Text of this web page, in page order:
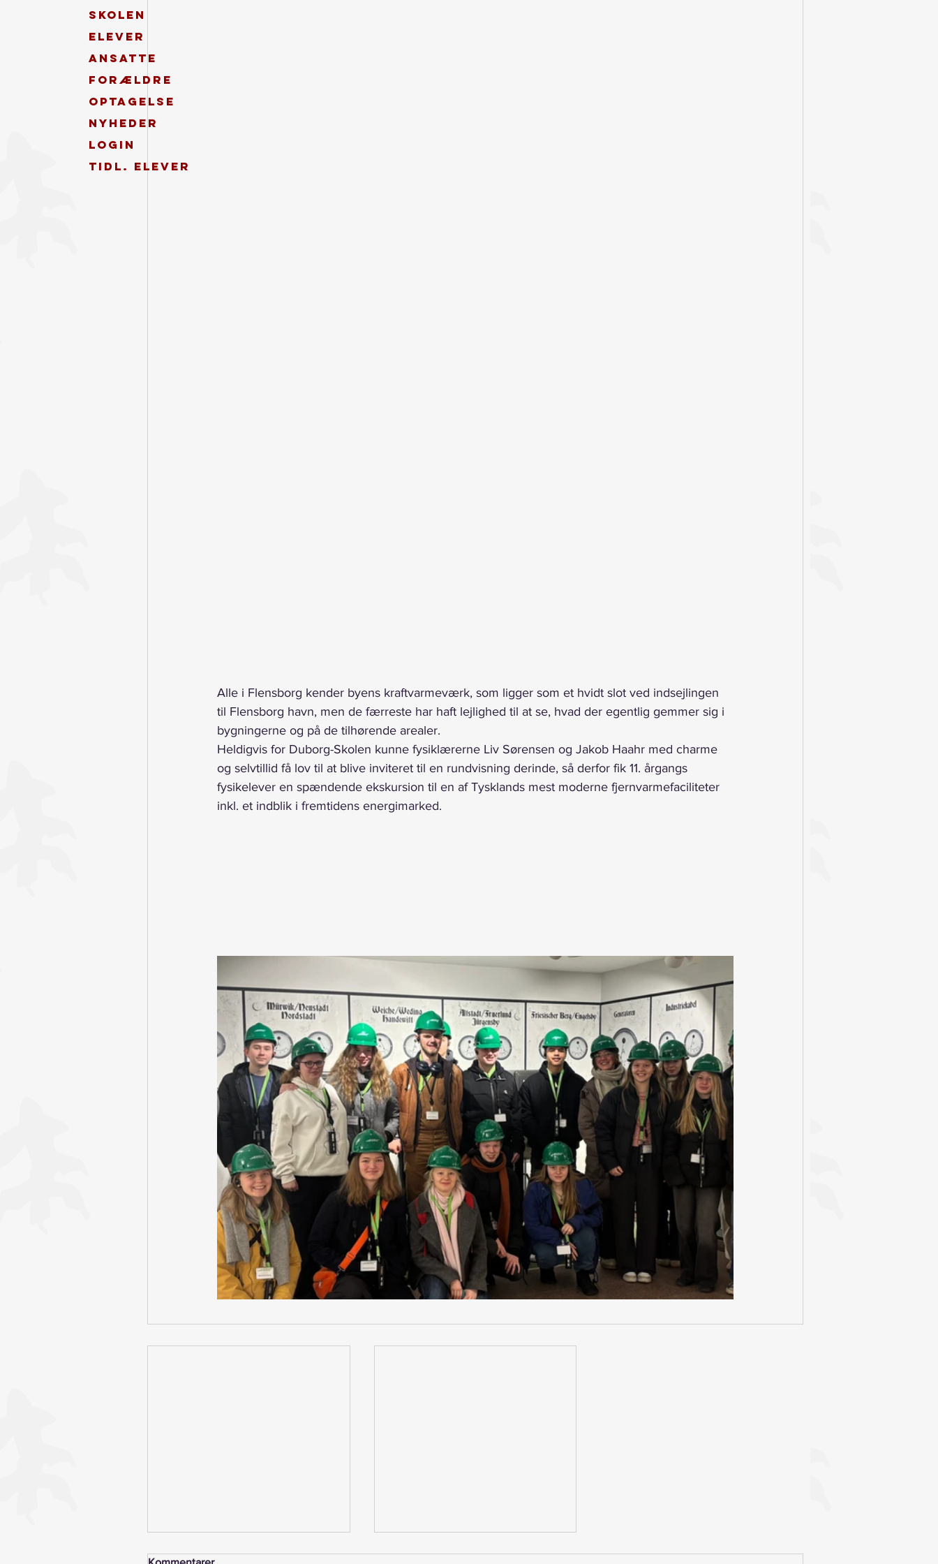
Alle i Flensborg kender byens kraftvarmeværk, som ligger som et hvidt slot ved indsejlingen
til Flensborg havn, men de færreste har haft lejlighed til at se, hvad der egentlig gemmer sig i
bygningerne og på de tilhørende arealer.
Heldigvis for Duborg-Skolen kunne fysiklærerne Liv Sørensen og Jakob Haahr med charme
og selvtillid få lov til at blive inviteret til en rundvisning derinde, så derfor fik 11. årgangs
fysikelever en spændende ekskursion til en af Tysklands mest moderne fjernvarmefaciliteter
inkl. et indblik i fremtidens energimarked.
Skolen
Elever
Ansatte
Forældre
Optagelse
Nyheder
Login
Tidl. elever